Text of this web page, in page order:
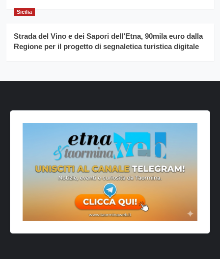
Sicilia
Strada del Vino e dei Sapori dell’Etna, 90mila euro dalla
Regione per il progetto di segnaletica turistica digitale